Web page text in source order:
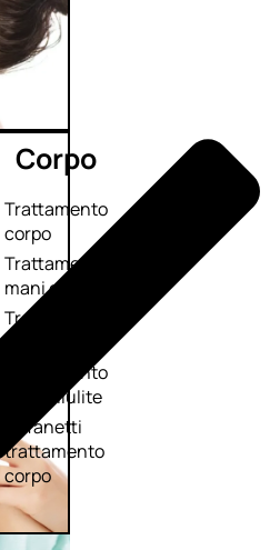
Corpo
Trattamento
corpo
Trattamento
mani e piedi
Trattamento
unghie
Trattamento
anticellulite
Cofanetti
trattamento
corpo